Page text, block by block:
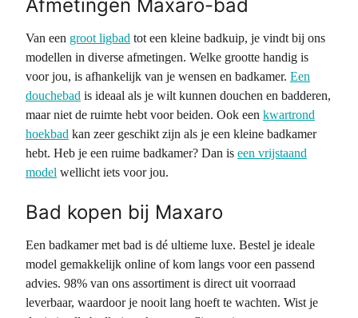
Afmetingen Maxaro-bad
Van een groot ligbad tot een kleine badkuip, je vindt bij ons
modellen in diverse afmetingen. Welke grootte handig is
voor jou, is afhankelijk van je wensen en badkamer. Een
douchebad is ideaal als je wilt kunnen douchen en badderen,
maar niet de ruimte hebt voor beiden. Ook een kwartrond
hoekbad kan zeer geschikt zijn als je een kleine badkamer
hebt. Heb je een ruime badkamer? Dan is een vrijstaand
model wellicht iets voor jou.
Bad kopen bij Maxaro
Een badkamer met bad is dé ultieme luxe. Bestel je ideale
model gemakkelijk online of kom langs voor een passend
advies. 98% van ons assortiment is direct uit voorraad
leverbaar, waardoor je nooit lang hoeft te wachten. Wist je